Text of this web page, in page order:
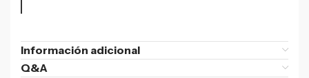
Información adicional
Q&A